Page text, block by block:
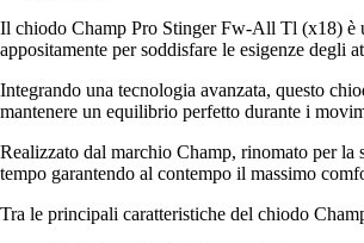
Il chiodo Champ Pro Stinger Fw-All Tl (x18) è
appositamente per soddisfare le esigenze degli
Integrando una tecnologia avanzata, questo
mantenere un equilibrio perfetto durante i
Realizzato dal marchio Champ, rinomato per
tempo garantendo al contempo il massimo
Tra le principali caratteristiche del chiodo